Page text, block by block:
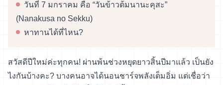
วันที่ 7 มกราคม คือ “วันข้าวต้มนานะคุสะ”
(Nanakusa no Sekku)
หาทานได้ที่ไหน?
สวัสดีปีใหม่ค่ะทุกคน! ผ่านพ้นช่วงหยุดยาวสิ้นปีมาแล้ว เป็นยัง
ไงกันบ้างคะ? บางคนอาจได้นอนชาร์จพลังเต็มอิ่ม แต่เชื่อว่า